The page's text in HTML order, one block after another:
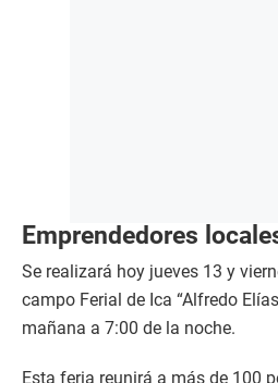
Emprendedores
Se realizará hoy jueves 13 y
campo Ferial de Ica “Alfredo
mañana a 7:00 de la noche.
Esta feria reunirá a más de 100